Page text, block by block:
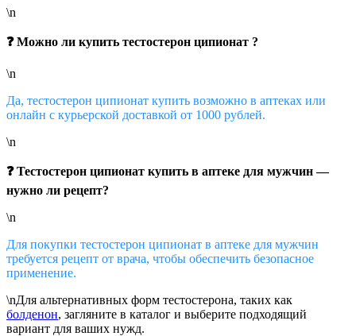
\n
❓ Можно ли купить тестостерон ципионат ?
\n
Да, тестостерон ципионат купить возможно в аптеках или
онлайн с курьерской доставкой от 1000 рублей.
\n
❓ Тестостерон ципионат купить в аптеке для мужчин —
нужно ли рецепт?
\n
Для покупки тестостерон ципионат в аптеке для мужчин
требуется рецепт от врача, чтобы обеспечить безопасное
применение.
\nДля альтернативных форм тестостерона, таких как
болденон, загляните в каталог и выберите подходящий
вариант для ваших нужд.